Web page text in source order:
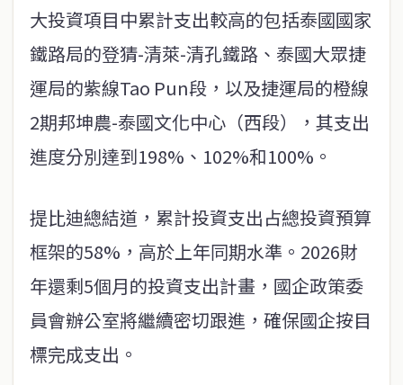
大投資項目中累計支出較高的包括泰國國家
鐵路局的登猜-清萊-清孔鐵路、泰國大眾捷
運局的紫線Tao Pun段，以及捷運局的橙線
2期邦坤農-泰國文化中心（西段），其支出
進度分別達到198%、102%和100%。
提比迪總結道，累計投資支出占總投資預算
框架的58%，高於上年同期水準。2026財
年還剩5個月的投資支出計畫，國企政策委
員會辦公室將繼續密切跟進，確保國企按目
標完成支出。